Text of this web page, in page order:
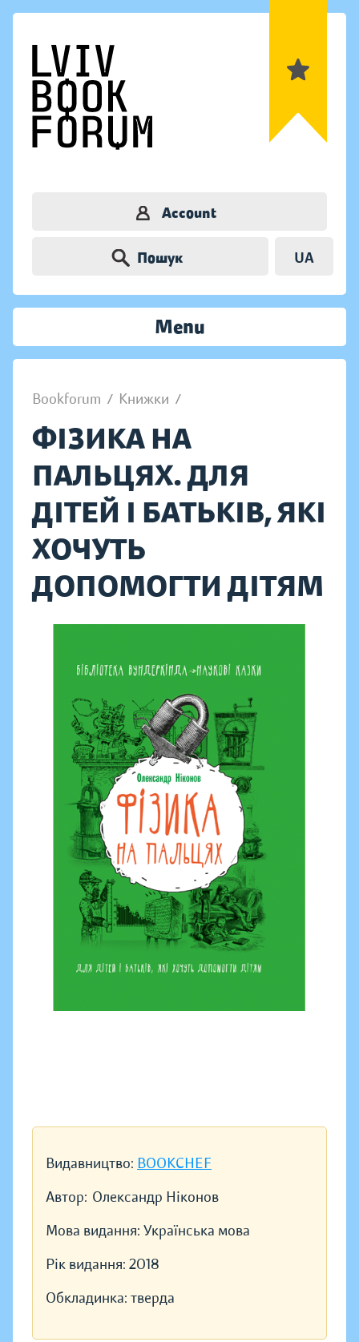
Account
Пошук UA
Menu
Bookforum / Книжки /
ФІЗИКА НА
ПАЛЬЦЯХ. ДЛЯ
ДІТЕЙ І БАТЬКІВ, ЯКІ
ХОЧУТЬ
ДОПОМОГТИ ДІТЯМ
Видавництво: BOOKCHEF
Автор: Олександр Ніконов
Мова видання: Українська мова
Рік видання: 2018
Обкладинка: тверда